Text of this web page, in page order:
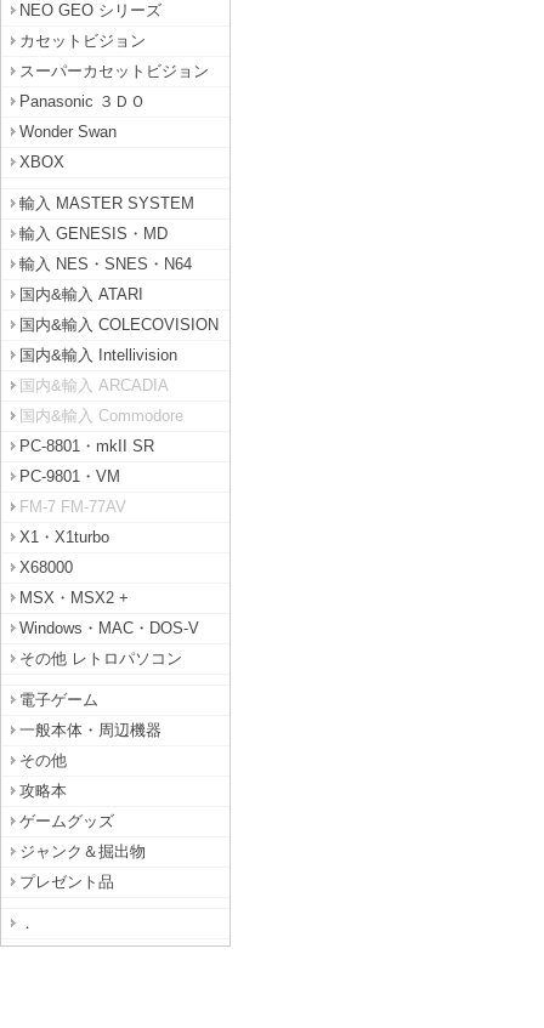
NEO GEO シリーズ
カセットビジョン
スーパーカセットビジョン
Panasonic ３ＤＯ
Wonder Swan
XBOX
輸入 MASTER SYSTEM
輸入 GENESIS・MD
輸入 NES・SNES・N64
国内&輸入 ATARI
国内&輸入 COLECOVISION
国内&輸入 Intellivision
国内&輸入 ARCADIA
国内&輸入 Commodore
PC-8801・mkII SR
PC-9801・VM
FM-7 FM-77AV
X1・X1turbo
X68000
MSX・MSX2 +
Windows・MAC・DOS-V
その他 レトロパソコン
電子ゲーム
一般本体・周辺機器
その他
攻略本
ゲームグッズ
ジャンク＆掘出物
プレゼント品
．